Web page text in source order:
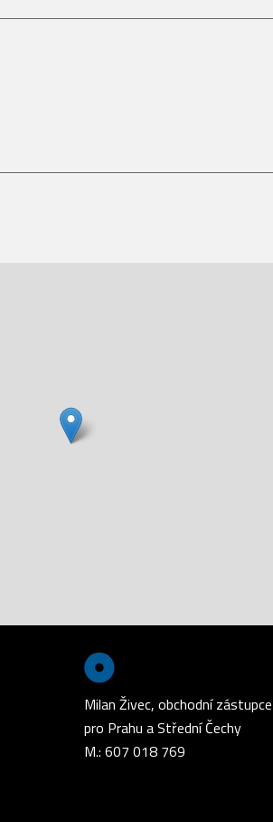
Milan Živec, obchodní zástupce
pro Prahu a Střední Čechy
M.: 607 018 769